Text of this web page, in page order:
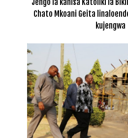
Chato Mkoani Geita
kujengwa